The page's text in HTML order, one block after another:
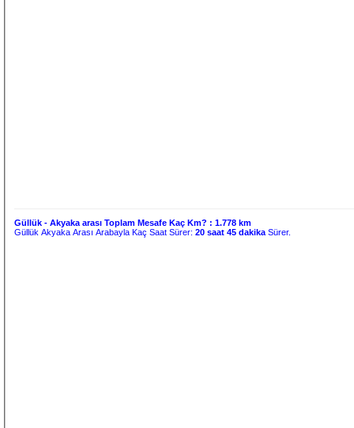
Güllük - Akyaka arası Toplam Mesafe Kaç Km? :1.778 km
Güllük Akyaka Arası Arabayla Kaç Saat Sürer:20 saat 45 dakika Sürer.